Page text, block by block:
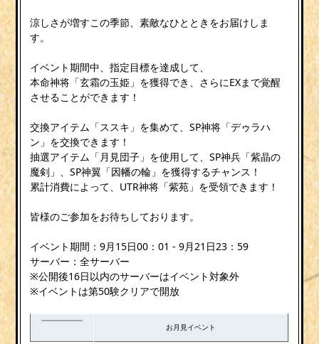
涼しさが増すこの季節、素敵なひとときをお届けしま
す。
イベント期間中、指定目標を達成して、
本命神将「玄霜の玉姫」を獲得でき、さらにEXまで覚醒
させることができます！
交換アイテム「ススキ」を集めて、SP神将「デゥラハ
ン」を交換できます！
抽選アイテム「月見団子」を使用して、SP神兵「紫晶の
魔剣」、SP神翼「因幡の輪」を獲得するチャンス！
累計消費によって、UTR神将「紫苑」を受領できます！
皆様のご参加をお待ちしております。
イベント期間：9月15日00：01 - 9月21日23：59
サーバー：全サーバー
※公開後16日以内のサーバーはイベント対象外
※イベントは第50験クリアで開放
お月見イベント